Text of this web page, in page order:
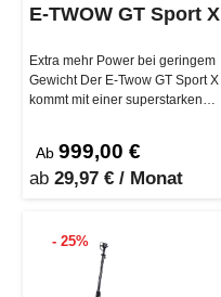
E-TWOW GT Sport X
Extra mehr Power bei geringem
Gewicht Der E-Twow GT Sport X
kommt mit einer superstarken
Ab 999,00 €
ab 29,97 € / Monat
- 25%